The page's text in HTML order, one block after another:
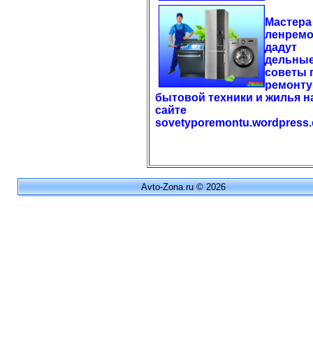
Мастера
дадут
советы
ремонту
бытовой техники и жилья
сайте
Avto-Zona.ru © 2026